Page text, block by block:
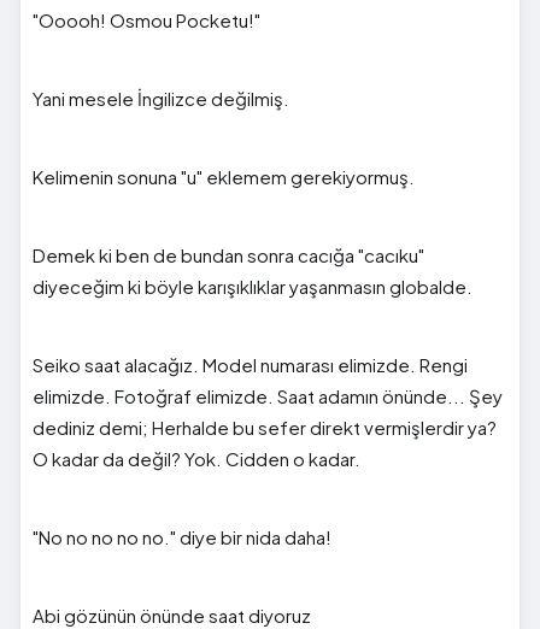
"Ooooh! Osmou Pocketu!"
Yani mesele İngilizce değilmiş.
Kelimenin sonuna "u" eklemem gerekiyormuş.
Demek ki ben de bundan sonra cacığa "cacıku"
diyeceğim ki böyle karışıklıklar yaşanmasın globalde.
Seiko saat alacağız. Model numarası elimizde. Rengi
elimizde. Fotoğraf elimizde. Saat adamın önünde... Şey
dediniz demi; Herhalde bu sefer direkt vermişlerdir ya?
O kadar da değil? Yok. Cidden o kadar.
"No no no no no." diye bir nida daha!
Abi gözünün önünde saat diyoruz